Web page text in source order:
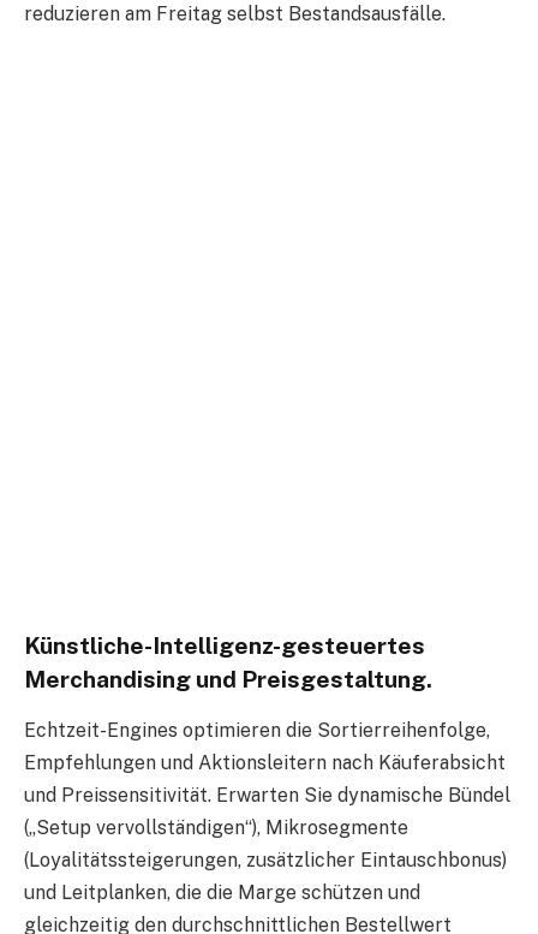
reduzieren am Freitag selbst Bestandsausfälle.
Künstliche-Intelligenz-gesteuertes
Merchandising und Preisgestaltung.
Echtzeit-Engines optimieren die Sortierreihenfolge,
Empfehlungen und Aktionsleitern nach Käuferabsicht
und Preissensitivität. Erwarten Sie dynamische Bündel
(„Setup vervollständigen“), Mikrosegmente
(Loyalitätssteigerungen, zusätzlicher Eintauschbonus)
und Leitplanken, die die Marge schützen und
gleichzeitig den durchschnittlichen Bestellwert